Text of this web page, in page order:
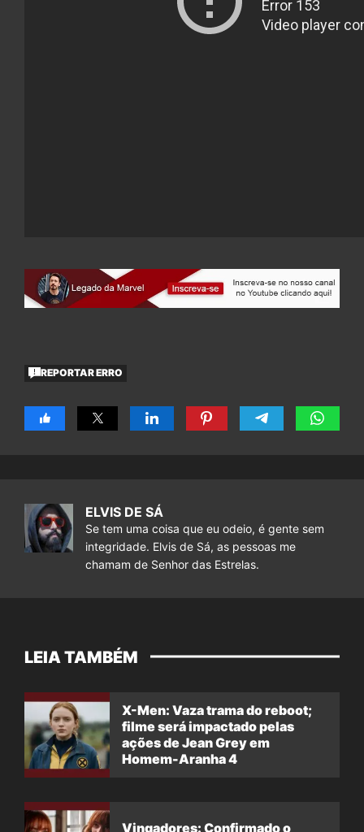
REPORTAR ERRO
ELVIS DE SÁ
Se tem uma coisa que eu odeio, é gente sem
integridade. Elvis de Sá, as pessoas me
chamam de Senhor das Estrelas.
LEIA TAMBÉM
X-Men: Vaza trama do reboot;
filme será impactado pelas
ações de Jean Grey em
Homem-Aranha 4
Vingadores: Confirmado o